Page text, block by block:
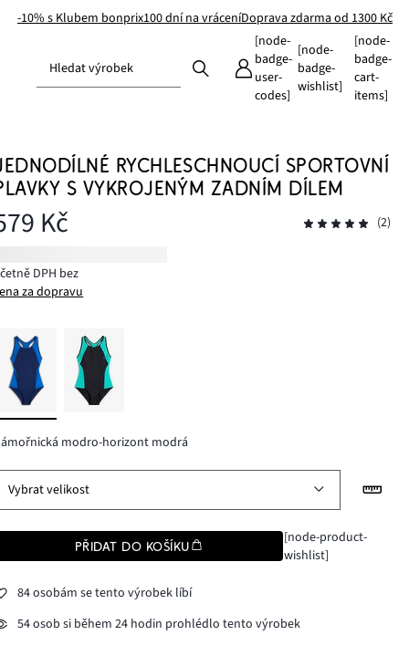
-10% s Klubem bonprix100 dní na vráceníDoprava zdarma od 1300 Kč
Hledat výrobek
[node-
badge-
user-
codes]
[node-
badge-
wishlist]
[node-
badge-
cart-
items]
RYCHLESCHNOUCÍ SPORTOVNÍ
S VYKROJENÝM ZADNÍM DÍLEM
Kč (2)
DPH bez
za dopravu
modro-horizont modrá
Vybrat velikost
PŘIDAT DO KOŠÍKU
[node-product-
wishlist]
84 osobám se tento výrobek líbí
54 osob si během 24 hodin prohlédlo tento výrobek